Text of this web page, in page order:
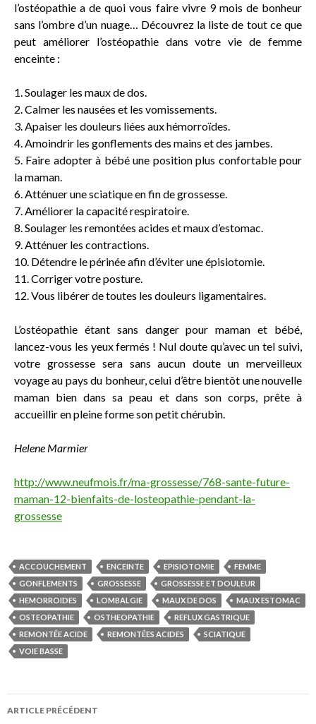
l’ostéopathie a de quoi vous faire vivre 9 mois de bonheur
sans l’ombre d’un nuage… Découvrez la liste de tout ce que
peut améliorer l’ostéopathie dans votre vie de femme
enceinte :
1. Soulager les maux de dos.
2. Calmer les nausées et les vomissements.
3. Apaiser les douleurs liées aux hémorroïdes.
4. Amoindrir les gonflements des mains et des jambes.
5. Faire adopter à bébé une position plus confortable pour
la maman.
6. Atténuer une sciatique en fin de grossesse.
7. Améliorer la capacité respiratoire.
8. Soulager les remontées acides et maux d’estomac.
9. Atténuer les contractions.
10. Détendre le périnée afin d’éviter une épisiotomie.
11. Corriger votre posture.
12. Vous libérer de toutes les douleurs ligamentaires.
L’ostéopathie étant sans danger pour maman et bébé,
lancez-vous les yeux fermés ! Nul doute qu’avec un tel suivi,
votre grossesse sera sans aucun doute un merveilleux
voyage au pays du bonheur, celui d’être bientôt une nouvelle
maman bien dans sa peau et dans son corps, prête à
accueillir en pleine forme son petit chérubin.
Helene Marmier
http://www.neufmois.fr/ma-grossesse/768-sante-future-
maman-12-bienfaits-de-losteopathie-pendant-la-
grossesse
ACCOUCHEMENT ENCEINTE EPISIOTOMIE
FEMME
GONFLEMENTS
GROSSESSE
GROSSESSE ET DOULEUR
HEMORROIDES
LOMBALGIE MAUX DE DOS
MAUX ESTOMAC
OSTEOPATHIE
OSTHEOPATHIE
REFLUX GASTRIQUE
REMONTÉE ACIDE
REMONTÉES ACIDES
SCIATIQUE
VOIE BASSE
ARTICLE PRÉCÉDENT